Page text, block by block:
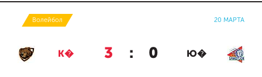
Волейбол 20 МАРТА
К� 3 : 0 Ю�